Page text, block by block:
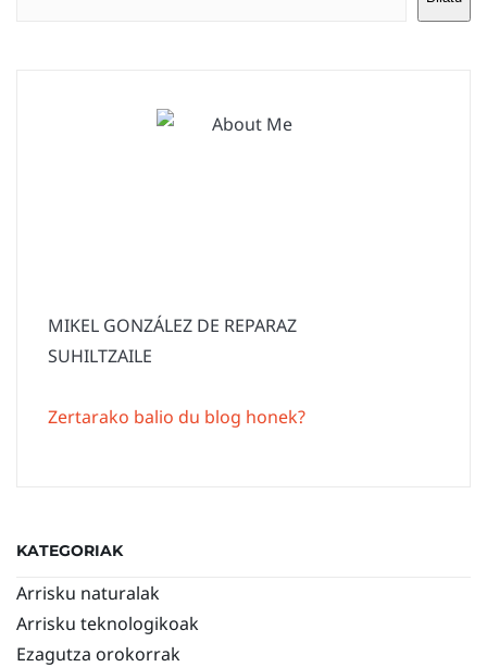
MIKEL GONZÁLEZ DE REPARAZ
SUHILTZAILE
Zertarako balio du blog honek?
KATEGORIAK
Arrisku naturalak
Arrisku teknologikoak
Ezagutza orokorrak